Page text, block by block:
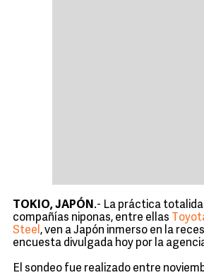
TOKIO, JAPÓN .- La práctica
compañías niponas, entre ellas
Steel , ven a Japón inmerso en la
encuesta divulgada hoy por la
El sondeo fue realizado entre